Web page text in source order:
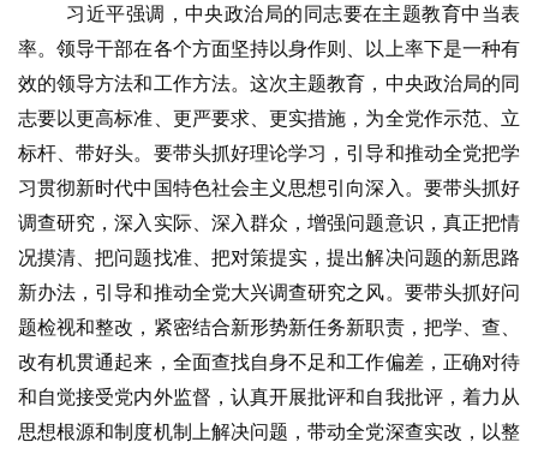
公
益
慈
善
佛
教
人
物
寺
院
巡
礼
登录 注册
习近平强调，中央政治局的同志要在主题教育中当表
率。领导干部在各个方面坚持以身作则、以上率下是一种有
效的领导方法和工作方法。这次主题教育，中央政治局的同
志要以更高标准、更严要求、更实措施，为全党作示范、立
标杆、带好头。要带头抓好理论学习，引导和推动全党把学
习贯彻新时代中国特色社会主义思想引向深入。要带头抓好
调查研究，深入实际、深入群众，增强问题意识，真正把情
况摸清、把问题找准、把对策提实，提出解决问题的新思路
新办法，引导和推动全党大兴调查研究之风。要带头抓好问
题检视和整改，紧密结合新形势新任务新职责，把学、查、
改有机贯通起来，全面查找自身不足和工作偏差，正确对待
和自觉接受党内外监督，认真开展批评和自我批评，着力从
思想根源和制度机制上解决问题，带动全党深查实改，以整